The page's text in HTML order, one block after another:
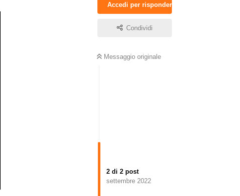
Accedi per rispondere
Condividi
Messaggio originale
2 di 2 post
settembre 2022